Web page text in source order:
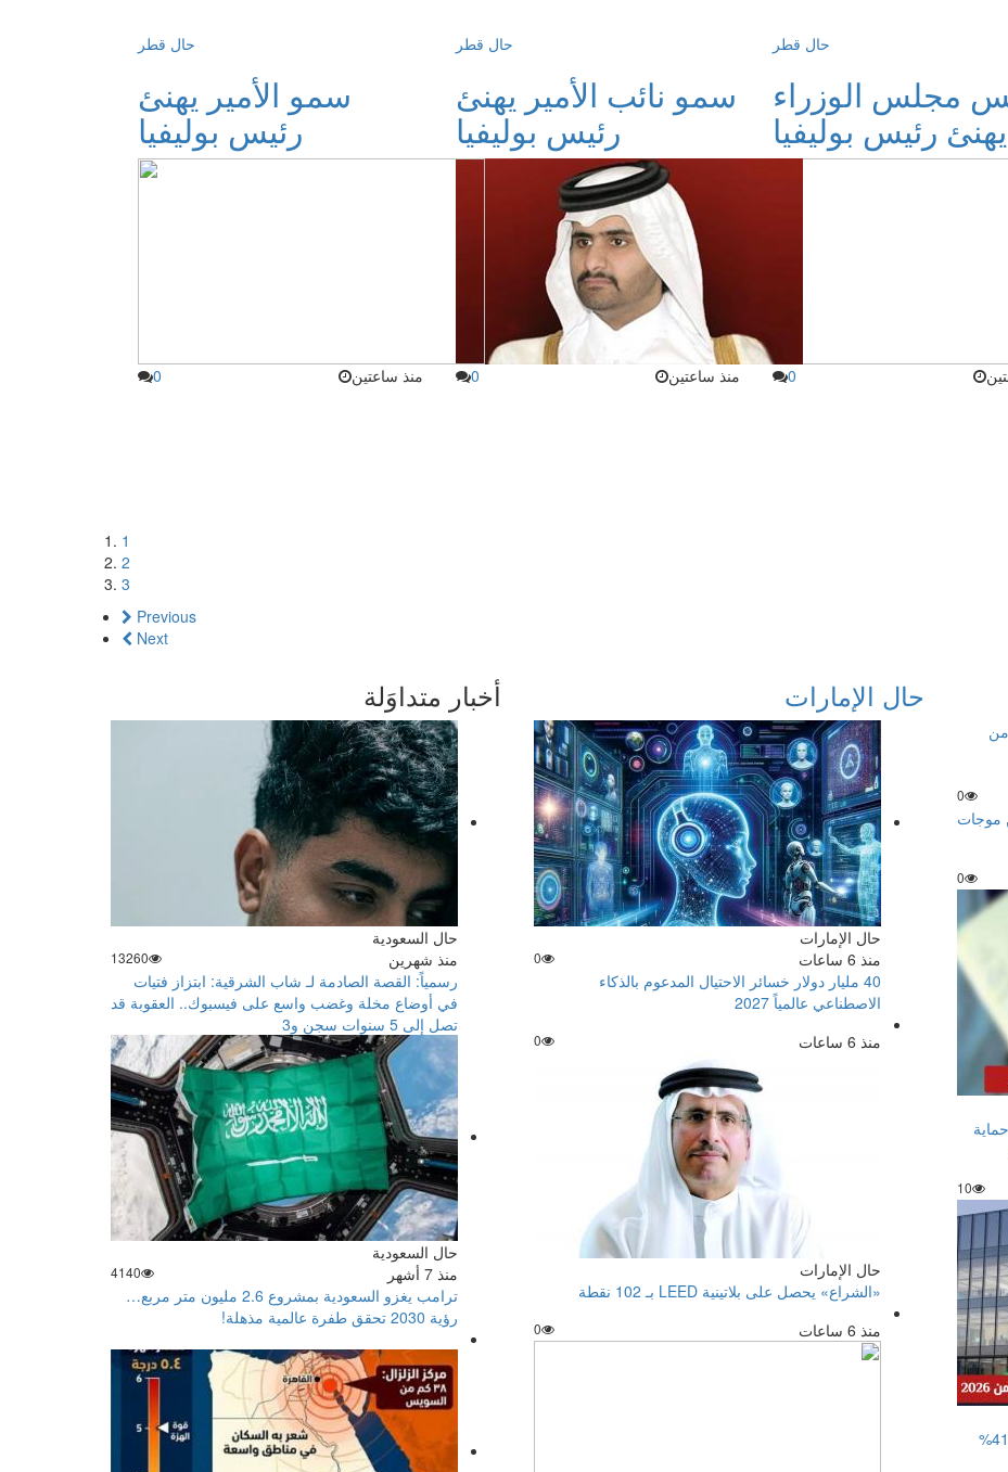
حال قطر
مجلس الوزراء
يهنئ رئيس بوليفيا
0
حال قطر
سمو نائب الأمير يهنئ
رئيس بوليفيا
منذ ساعتين 0
حال قطر
سمو الأمير يهنئ
رئيس بوليفيا
منذ ساعتين 0
1
2
3
Previous
Next
0
موجات
0
10
طفرة قياسية: أرباح أرامكو السعودية ترتفع بـ 41.9%
حال الإمارات
حال الإمارات
منذ 6 ساعات
0
40 مليار دولار خسائر الاحتيال المدعوم بالذكاء
الاصطناعي عالمياً 2027
منذ 6 ساعات
0
حال الإمارات
«الشراع» يحصل على بلاتينية LEED بـ 102 نقطة
منذ 6 ساعات
0
أخبار متداوَلة
حال السعودية
منذ شهرين
13260
رسمياً: القصة الصادمة لـ شاب الشرقية: ابتزاز فتيات
في أوضاع مخلة وغضب واسع على فيسبوك.. العقوبة قد
تصل إلى 5 سنوات سجن و3
حال السعودية
منذ 7 أشهر
4140
ترامب يغزو السعودية بمشروع 2.6 مليون متر مربع…
رؤية 2030 تحقق طفرة عالمية مذهلة!